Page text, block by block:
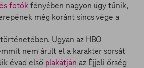
fotókfényében nagyon úgy tűnik,
még koránt sincs vége a
Ugyan az HBO
nem árult el a karakter sorsát
évad első plakátján az Éjjeli őrség